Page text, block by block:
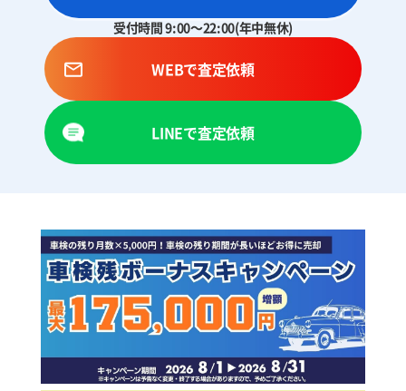
受付時間 9:00～22:00(年中無休)
WEBで査定依頼
LINEで査定依頼